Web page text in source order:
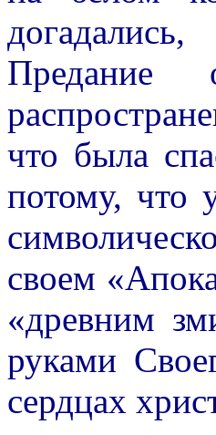
что была
потому, что
своем
«древним
руками
сердцах